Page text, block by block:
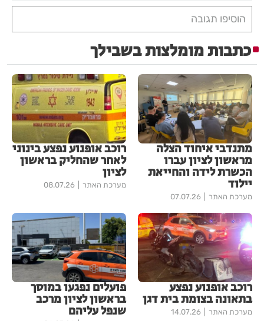
הוסיפו תגובה
כתבות מומלצות בשבילך
מתנדבי איחוד הצלה
מראשון לציון עברו
הכשרת לידה והחייאת
יילוד
מערכת האתר 07.07.26
רוכב אופנוע נפצע בינוני
לאחר שהחליק בראשון
לציון
מערכת האתר 08.07.26
רוכב אופנוע נפצע
בתאונה בצומת בית דגן
מערכת האתר 14.07.26
פועלים נפגעו במוסך
בראשון לציון מרכב
שנפל עליהם